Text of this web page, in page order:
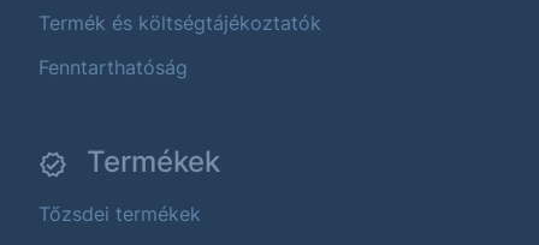
Termék és költségtájékoztatók
Fenntarthatóság
Termékek
Tőzsdei termékek